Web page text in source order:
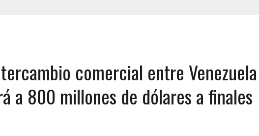
UNA VIVIENDA EN EL CENTRO DE CARACAS CON MÁS DE 20 PERSONAS ADENTRO
DE ‘LA SEÑORA DE LAS UÑAS BONITAS’ 42 DÍAS DESPUÉS DE LOS TERREMOTOS EN LA GUAIRA
DE MODELO EN MONAGAS: HALLARON EL CUERPO DENTRO DE SU CASA
SE QUITÓ LA VIDA TRAS SER ACOSADA Y ABUSADA POR LA PAREJA DE SU ABUELA
comercial entre Venezuela
a 800 millones de dólares a finales